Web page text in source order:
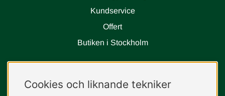
Kundservice
Offert
Butiken i Stockholm
instagram
Cookies och liknande tekniker